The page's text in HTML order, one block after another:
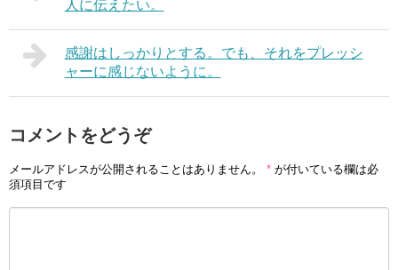
人に伝えたい。
感謝はしっかりとする。でも、それをプレッシ
ャーに感じないように。
コメントをどうぞ
メールアドレスが公開されることはありません。 * が付いている欄は必
須項目です